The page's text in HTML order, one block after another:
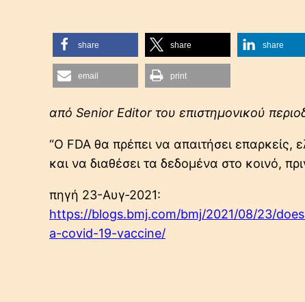
share share share
email print
από Senior Editor του επιστημονικού
“Ο FDA θα πρέπει να απαιτήσει
και να διαθέσει τα δεδομένα στο κοινό,
πηγή 23-Αυγ-2021:
https://blogs.bmj.com/bmj/2021/08/23/
a-covid-19-vaccine/